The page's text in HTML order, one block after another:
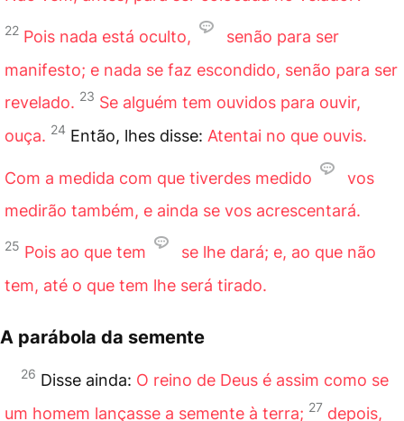
22 Pois nada está oculto,
senão para ser
manifesto; e nada se faz escondido, senão para ser
revelado. 23 Se alguém tem ouvidos para ouvir,
ouça. 24 Então, lhes disse: Atentai no que ouvis.
Com a medida com que tiverdes medido
vos
medirão também, e ainda se vos acrescentará.
25 Pois ao que tem
se lhe dará; e, ao que não
tem, até o que tem lhe será tirado.
A parábola da semente
26 Disse ainda: O reino de Deus é assim como se
um homem lançasse a semente à terra; 27 depois,